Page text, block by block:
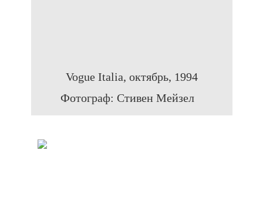
Vogue Italia, октябрь, 1994
Фотограф: Стивен Мейзел